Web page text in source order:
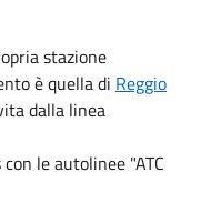
stazione
è quella di Reggio
dalla linea
le autolinee "ATC